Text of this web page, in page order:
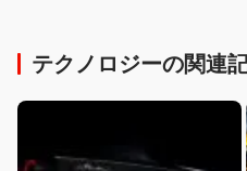
テクノロジーの関連